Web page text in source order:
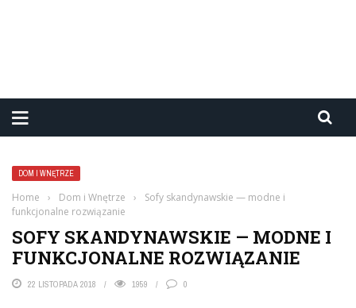
DOM I WNĘTRZE
Home › Dom i Wnętrze ›
Sofy skandynawskie — modne i
funkcjonalne rozwiązanie
SOFY SKANDYNAWSKIE — MODNE I
FUNKCJONALNE ROZWIĄZANIE
22 LISTOPADA 2018 1959 0